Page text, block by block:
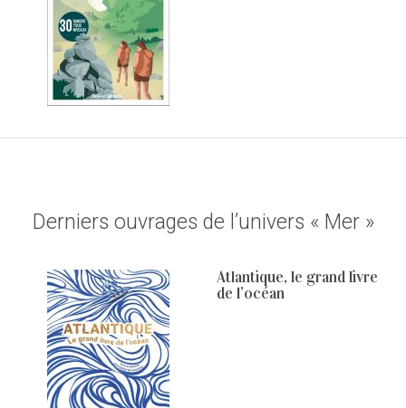
Derniers ouvrages de l’univers « Mer »
Atlantique, le grand livre
de l’océan